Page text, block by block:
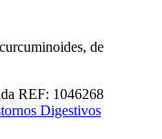
de
REF: 1046268
Digestivos